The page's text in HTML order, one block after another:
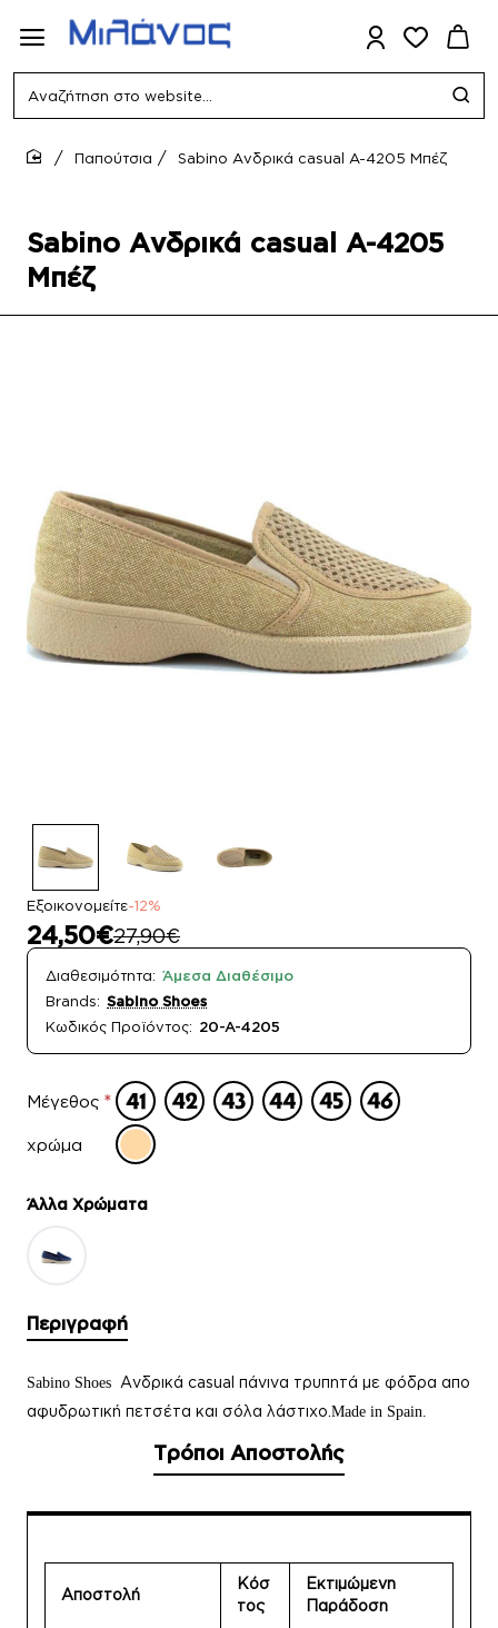
Αναζήτηση
website...
Sabino Ανδρικά casual A-4205
Μπέζ
Παπούτσια Sabino Ανδρικά casual A-4205 Μπέζ
Εξοικονομείτε-12%
24,50€27,90€
Διαθεσιμότητα: Άμεσα Διαθέσιμο
Brands: Sabino Shoes
Κωδικός Προϊόντος: 20-A-4205
Μέγεθος
χρώμα
Άλλα Xρώματα
Περιγραφή
Sabino Shoes Ανδρικά casual πάνινα τρυπητά με φόδρα απο
αφυδρωτική πετσέτα και σόλα λάστιχο. Μade in Spain.
Τρόποι Αποστολής
Αποστολή
Κόσ
τος
Εκτιμώμενη
Παράδοση